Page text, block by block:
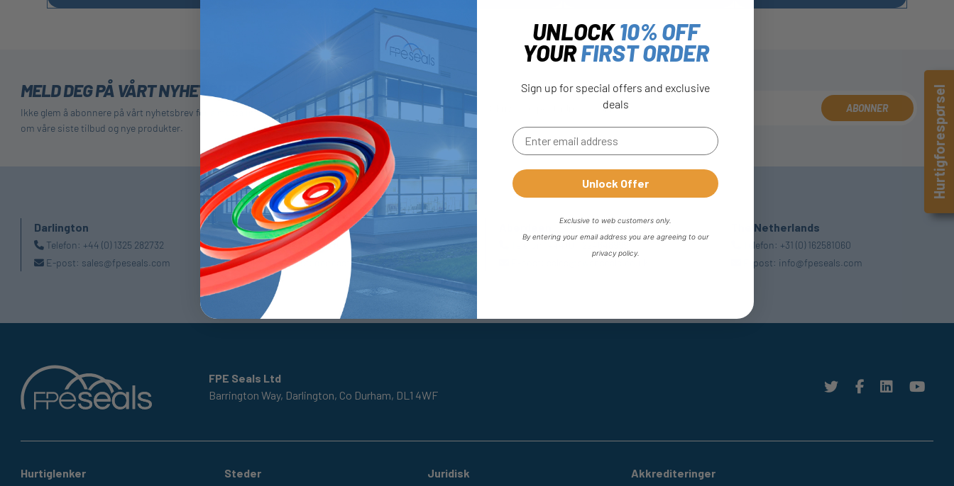
MELD DEG PÅ VÅRT NYHETSBREV
Ikke glem å abonnere på vårt nyhetsbrev for å motta informasjon
om våre siste tilbud og nye produkter.
ABONNER
Darlington
Telefon: +44 (0) 1325 282732
E-post: sales@fpeseals.com
Doncaster
Telefon:
+44 (0) 1302727252
E-post:
doncaster@fpeseals.com
Telefon:
+44 (0) 1224648999
The Netherlands
Telefon: +31 (0) 162581060
E-post: info@fpeseals.com
FPE Seals Ltd
Barrington Way, Darlington, Co Durham, DL1 4WF
Hurtiglenker Steder Juridisk Akkrediteringer
Hurtigforespørsel
UNLOCK10% OFF
YOURFIRST ORDER
Sign up for special offers and exclusive
deals
Unlock Offer
Exclusive to web customers only.
By entering your email address you are agreeing to our
privacy policy.